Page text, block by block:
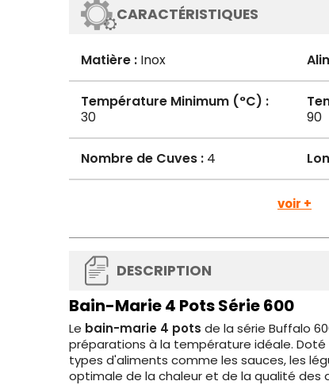
CARACTÉRISTIQUES
Matière : Inox
Température Minimum (°C) :
30
90
Nombre de Cuves : 4
voir +
DESCRIPTION
Bain-Marie 4 Pots Série 600
Le bain-marie 4 pots de la série Buffalo
préparations à la température idéale.
types d'aliments comme les sauces, les
optimale de la chaleur et de la qualité des